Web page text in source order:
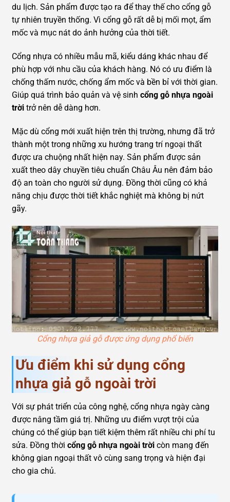
du lịch. Sản phẩm được tạo ra để thay thế cho cổng gỗ
tự nhiên truyền thống. Vì cổng gỗ rất dễ bị mối mọt, ẩm
mốc và mục nát do ảnh hưởng của thời tiết.
Cổng nhựa có nhiều mẫu mã, kiểu dáng khác nhau để
phù hợp với nhu cầu của khách hàng. Nó có ưu điểm là
chống thấm nước, chống ẩm mốc và bền bỉ với thời gian.
Giúp quá trình bảo quản và vệ sinh cổng gỗ nhựa ngoài
trời trở nên dễ dàng hơn.
Mặc dù cổng mới xuất hiện trên thị trường, nhưng đã trở
thành một trong những xu hướng trang trí ngoại thất
được ưa chuộng nhất hiện nay. Sản phẩm được sản
xuất theo dây chuyền tiêu chuẩn Châu Âu nên đảm bảo
độ an toàn cho người sử dụng. Đồng thời cũng có khả
năng chịu được thời tiết khắc nghiệt mà không bị nứt
gãy.
Cổng nhựa giả gỗ được ứng dụng phổ biến
Ưu điểm khi sử dụng cổng
nhựa giả gỗ ngoài trời
Với sự phát triển của công nghệ, cổng nhựa ngày càng
được nâng tầm giá trị. Những ưu điểm vượt trội của
chúng có thể giúp bạn tiết kiệm thêm rất nhiều chi phí tu
sửa. Đồng thời cổng gỗ nhựa ngoài trời còn mang đến
không gian ngoại thất vô cùng sang trọng và hiện đại
cho gia chủ.